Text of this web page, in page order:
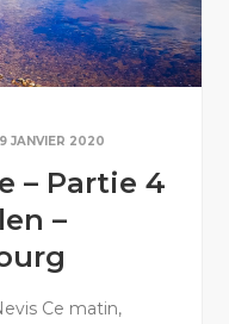
JANVIER 2020
– Partie 4
–
Ce matin,